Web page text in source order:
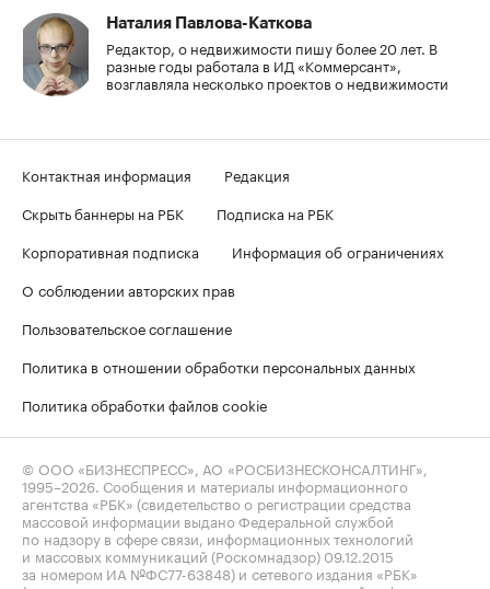
Наталия Павлова-Каткова
Редактор, о недвижимости пишу более 20 лет. В
разные годы работала в ИД «Коммерсант»,
возглавляла несколько проектов о недвижимости
Контактная информация
Редакция
Скрыть баннеры на РБК
Подписка на РБК
Корпоративная подписка
Информация об ограничениях
О соблюдении авторских прав
Пользовательское соглашение
Политика в отношении обработки персональных данных
Политика обработки файлов cookie
© ООО «БИЗНЕСПРЕСС», АО «РОСБИЗНЕСКОНСАЛТИНГ»,
1995–2026 . Сообщения и материалы информационного
агентства «РБК» (свидетельство о регистрации средства
массовой информации выдано Федеральной службой
по надзору в сфере связи, информационных технологий
и массовых коммуникаций (Роскомнадзор) 09.12.2015
за номером ИА №ФС77-63848) и сетевого издания «РБК»